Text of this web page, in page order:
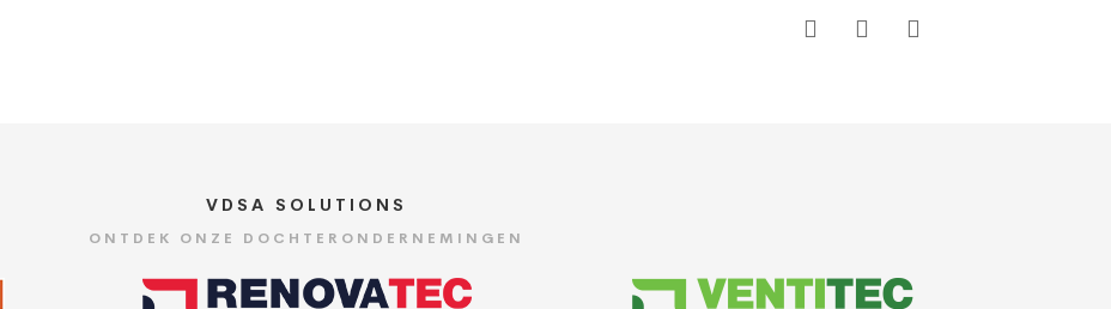
VDSA SOLUTIONS
ONTDEK ONZE DOCHTERONDERNEMINGEN